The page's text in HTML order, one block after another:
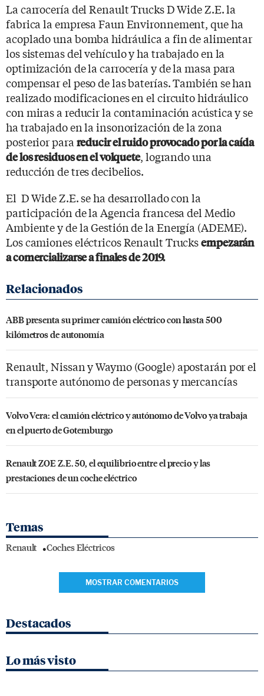
La carrocería del Renault Trucks D Wide Z.E. la
fabrica la empresa Faun Environnement, que ha
acoplado una bomba hidráulica a fin de alimentar
los sistemas del vehículo y ha trabajado en la
optimización de la carrocería y de la masa para
compensar el peso de las baterías. También se han
realizado modificaciones en el circuito hidráulico
con miras a reducir la contaminación acústica y se
ha trabajado en la insonorización de la zona
posterior para reducir el ruido provocado por la caída
de los residuos en el volquete, logrando una
reducción de tres decibelios.
El D Wide Z.E. se ha desarrollado con la
participación de la Agencia francesa del Medio
Ambiente y de la Gestión de la Energía (ADEME).
Los camiones eléctricos Renault Trucksempezarán
a comercializarse a finales de 2019.
ABB presenta su primer camión eléctrico con hasta 500
kilómetros de autonomía
Renault, Nissan y Waymo (Google) apostarán por el
transporte autónomo de personas y mercancías
Volvo Vera: el camión eléctrico y autónomo de Volvo ya trabaja
en el puerto de Gotemburgo
Renault ZOE Z.E. 50, el equilibrio entre el precio y las
prestaciones de un coche eléctrico
Temas
Renault Coches Eléctricos
MOSTRAR COMENTARIOS
Destacados
Lo más visto